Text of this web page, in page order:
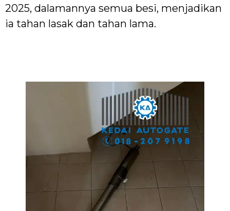
2025, dalamannya semua besi, menjadikan
ia tahan lasak dan tahan lama.